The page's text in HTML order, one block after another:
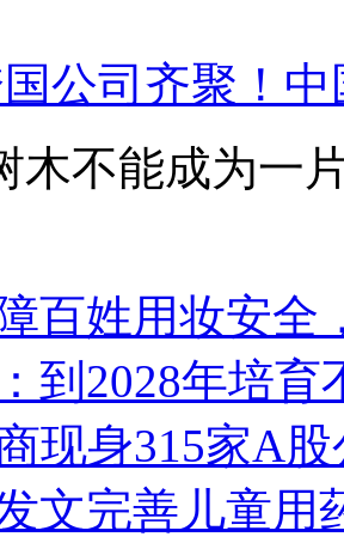
公司齐聚！
木不能成为一
百姓用妆安全
到2028年培
现身315家A
文完善儿童用